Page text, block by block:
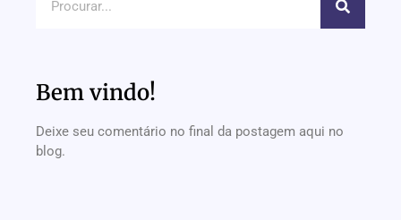
Bem vindo!
Deixe seu comentário no final da postagem aqui no
blog.